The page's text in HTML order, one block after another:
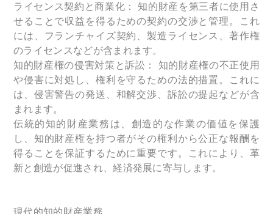
ライセンス契約と商業化： 知的財産を第三者に使用さ
せることで収益を得るための契約の交渉と管理。これ
には、フランチャイズ契約、製造ライセンス、著作権
のライセンスなどが含まれます。
知的財産権の侵害対策と訴訟： 知的財産権の不正使用
や侵害に対処し、権利を守るための法的措置。これに
は、侵害警告の発送、和解交渉、訴訟の提起などが含
まれます。
伝統的知的財産業務は、創造的な作業の価値を保護
し、知的財産権を持つ者がその権利から公正な報酬を
得ることを保証するために重要です。これにより、革
新と創造が促進され、経済発展に寄与します。